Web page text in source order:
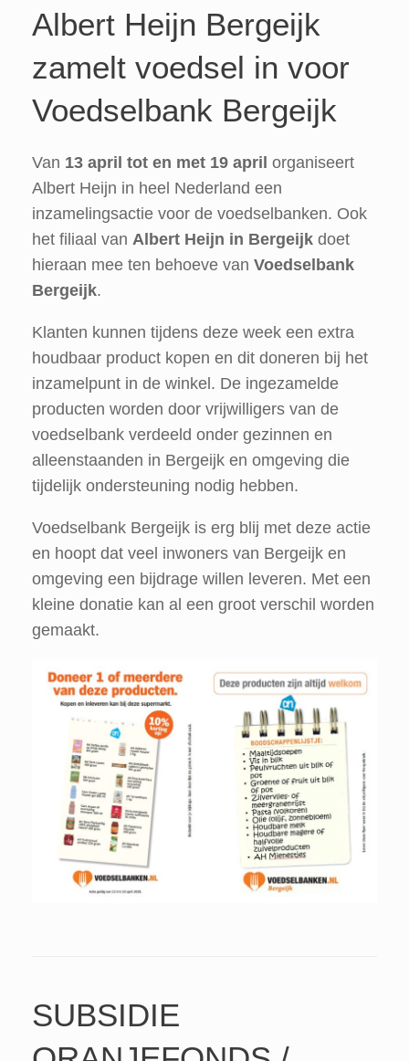
Albert Heijn Bergeijk
zamelt voedsel in voor
Voedselbank Bergeijk
Van 13 april tot en met 19 april organiseert
Albert Heijn in heel Nederland een
inzamelingsactie voor de voedselbanken. Ook
het filiaal van Albert Heijn in Bergeijk doet
hieraan mee ten behoeve van Voedselbank
Bergeijk.
Klanten kunnen tijdens deze week een extra
houdbaar product kopen en dit doneren bij het
inzamelpunt in de winkel. De ingezamelde
producten worden door vrijwilligers van de
voedselbank verdeeld onder gezinnen en
alleenstaanden in Bergeijk en omgeving die
tijdelijk ondersteuning nodig hebben.
Voedselbank Bergeijk is erg blij met deze actie
en hoopt dat veel inwoners van Bergeijk en
omgeving een bijdrage willen leveren. Met een
kleine donatie kan al een groot verschil worden
gemaakt.
SUBSIDIE